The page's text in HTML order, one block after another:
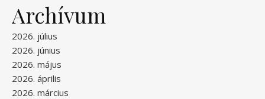
Archívum
2026. július
2026. június
2026. május
2026. április
2026. március